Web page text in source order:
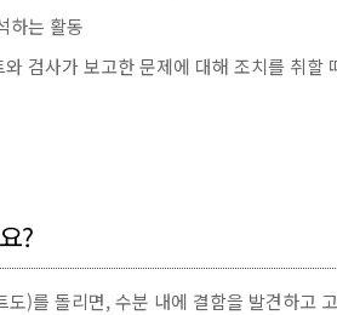
하는 활동
검사가 보고한 문제에 대해 조치를 취할
?
)를 돌리면, 수분 내에 결함을 발견하고